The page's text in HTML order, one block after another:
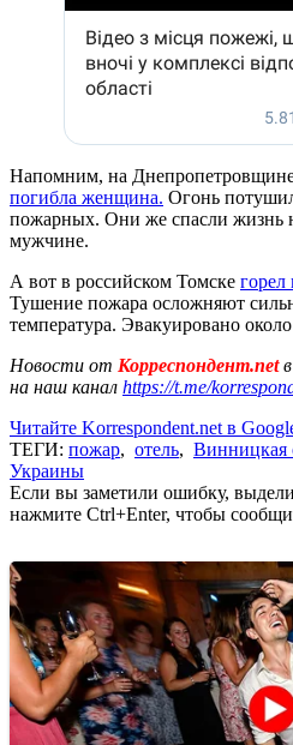
Напомним, на
погибла женщина. Огонь
пожарных. Они же спасли жизнь
мужчине.
А вот в российском Томске горел
Тушение пожара осложняют
температура. Эвакуировано
Новости от Корреспондент.net
на наш канал https://t.me/
Читайте Korrespondent.net в
ТЕГИ: пожар, отель, Винницкая
Украины
Если вы заметили ошибку,
нажмите Ctrl+Enter, чтобы